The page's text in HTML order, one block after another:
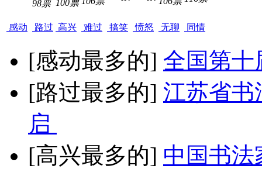
感动
98票
路过
100票
高兴 难过 搞笑 愤怒 无聊 同情
[感动最多的] 全国第十
[路过最多的] 江苏省书
启
[高兴最多的] 中国书法